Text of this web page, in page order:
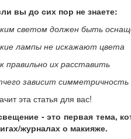
вы до сих пор не знаете:
светом должен быть
лампы не искажают цвета
правильно их расставить
зависит симметричность
эта статья для вас!
- это первая тема,
журналах о макияже.